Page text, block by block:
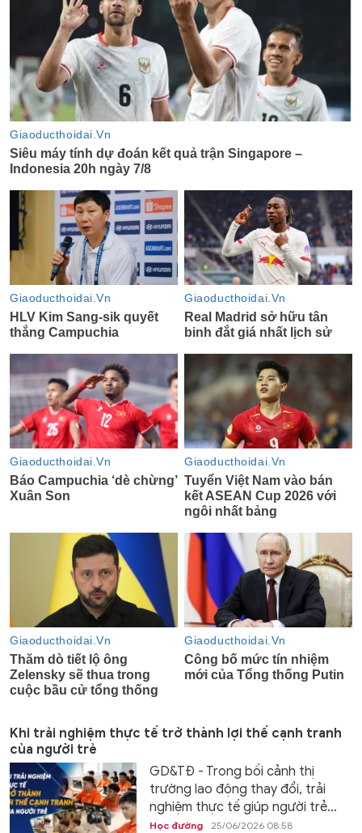
Khi trải nghiệm thực tế trở thành lợi thế cạnh tranh
của người trẻ
GD&TĐ - Trong bối cảnh thị
trường lao động thay đổi, trải
nghiệm thực tế giúp người trẻ...
Học đường 25/06/2026 08:58